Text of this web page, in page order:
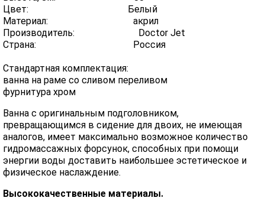
Цвет: Белый
Материал: акрил
Производитель: Doctor Jet
Страна: Россия
Стандартная комплектация:
ванна на раме со сливом переливом
фурнитура хром
Ванна с оригинальным подголовником,
превращающимся в сидение для двоих, не имеющая
аналогов, имеет максимально возможное количество
гидромассажных форсунок, способных при помощи
энергии воды доставить наибольшее эстетическое и
физическое наслаждение.
Высококачественные материалы.